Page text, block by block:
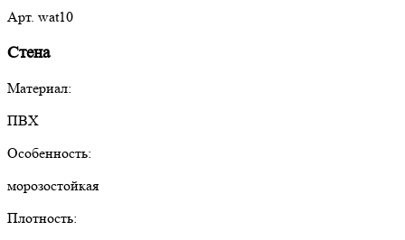
Арт. wat10
Стена
Материал:
ПВХ
Особенность:
морозостойкая
Плотность: